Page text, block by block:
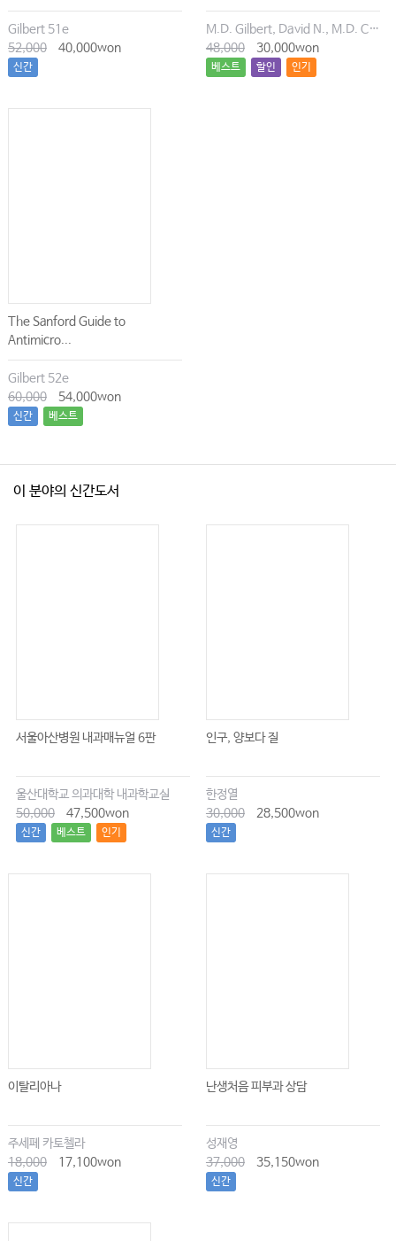
Gilbert 51e
52,000
40,000won
신간
M.D. Gilbert, David N., M.D. Chambers, Henry F., M.D. Eliopoulos, George M., M.D. Saag, Michael S., M.D. Pavia, Andrew T.
48,000
30,000won
베스트 할인 인기
The Sanford Guide to
Antimicro...
Gilbert 52e
60,000
54,000won
신간 베스트
이 분야의 신간도서
서울아산병원 내과매뉴얼 6판
울산대학교 의과대학 내과학교실
50,000
47,500won
신간 베스트 인기
인구, 양보다 질
한정열
30,000
28,500won
신간
이탈리아나
주세페 카토첼라
18,000
17,100won
신간
난생처음 피부과 상담
성재영
37,000
35,150won
신간